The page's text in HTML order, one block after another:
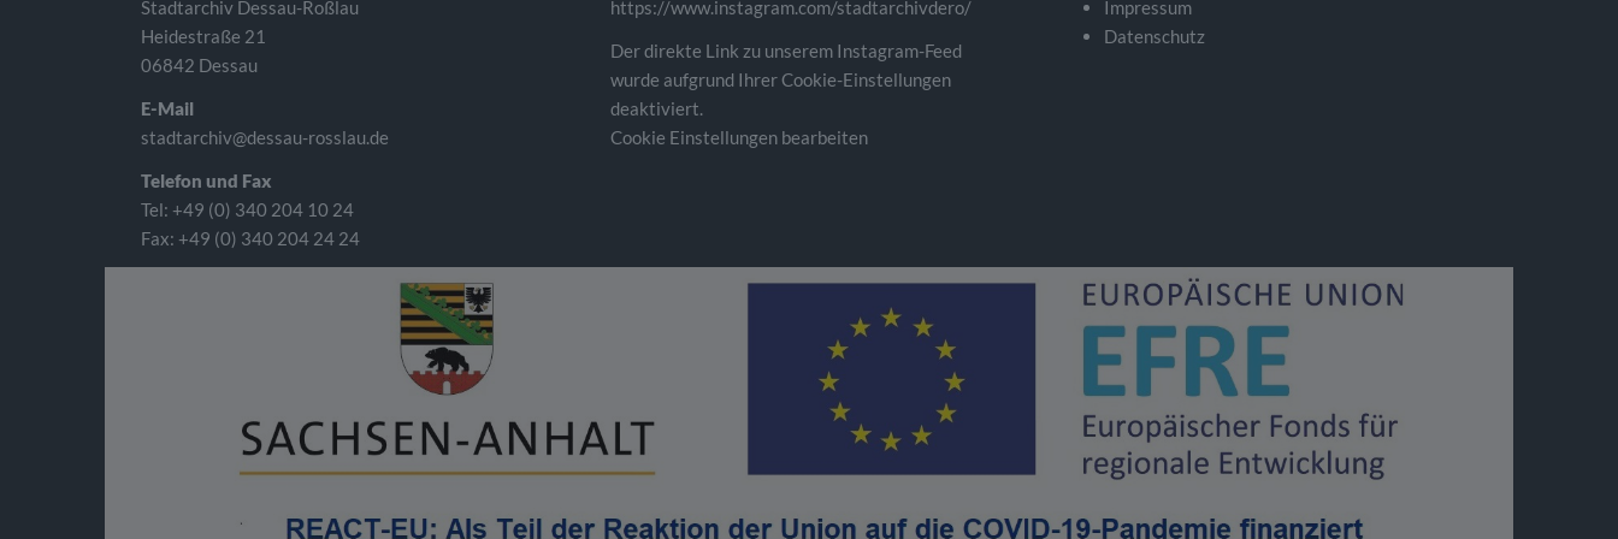
Stadtarchiv Dessau-Roßlau
Heidestraße 21
06842 Dessau
E-Mail
stadtarchiv@dessau-rosslau.de
Telefon und Fax
Tel: +49 (0) 340 204 10 24
Fax: +49 (0) 340 204 24 24
https://www.instagram.com/stadtarchivdero/
Der direkte Link zu unserem Instagram-Feed
wurde aufgrund Ihrer Cookie-Einstellungen
deaktiviert.
Cookie Einstellungen bearbeiten
Impressum
Datenschutz